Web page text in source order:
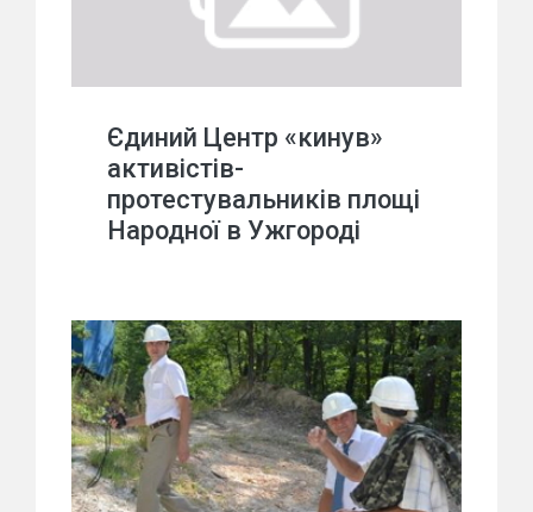
Єдиний Центр «кинув»
активістів-
протестувальників площі
Народної в Ужгороді